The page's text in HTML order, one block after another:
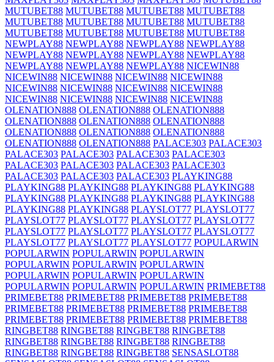
MUTUBET88 MUTUBET88 MUTUBET88 MUTUBET88
MUTUBET88 MUTUBET88 MUTUBET88 MUTUBET88
MUTUBET88 MUTUBET88 MUTUBET88 MUTUBET88
NEWPLAY88 NEWPLAY88 NEWPLAY88 NEWPLAY88
NEWPLAY88 NEWPLAY88 NEWPLAY88 NEWPLAY88
NEWPLAY88 NEWPLAY88 NEWPLAY88 NICEWIN88
NICEWIN88 NICEWIN88 NICEWIN88 NICEWIN88
NICEWIN88 NICEWIN88 NICEWIN88 NICEWIN88
NICEWIN88 NICEWIN88 NICEWIN88 NICEWIN88
OLENATION888 OLENATION888 OLENATION888
OLENATION888 OLENATION888 OLENATION888
OLENATION888 OLENATION888 OLENATION888
OLENATION888 OLENATION888 PALACE303 PALACE303
PALACE303 PALACE303 PALACE303 PALACE303
PALACE303 PALACE303 PALACE303 PALACE303
PALACE303 PALACE303 PALACE303 PLAYKING88
PLAYKING88 PLAYKING88 PLAYKING88 PLAYKING88
PLAYKING88 PLAYKING88 PLAYKING88 PLAYKING88
PLAYKING88 PLAYKING88 PLAYSLOT77 PLAYSLOT77
PLAYSLOT77 PLAYSLOT77 PLAYSLOT77 PLAYSLOT77
PLAYSLOT77 PLAYSLOT77 PLAYSLOT77 PLAYSLOT77
PLAYSLOT77 PLAYSLOT77 PLAYSLOT77 POPULARWIN
POPULARWIN POPULARWIN POPULARWIN
POPULARWIN POPULARWIN POPULARWIN
POPULARWIN POPULARWIN POPULARWIN
POPULARWIN POPULARWIN POPULARWIN PRIMEBET88
PRIMEBET88 PRIMEBET88 PRIMEBET88 PRIMEBET88
PRIMEBET88 PRIMEBET88 PRIMEBET88 PRIMEBET88
PRIMEBET88 PRIMEBET88 PRIMEBET88 PRIMEBET88
RINGBET88 RINGBET88 RINGBET88 RINGBET88
RINGBET88 RINGBET88 RINGBET88 RINGBET88
RINGBET88 RINGBET88 RINGBET88 SENSASLOT88